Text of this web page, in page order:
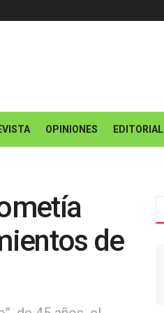
OPINIONES EDITORIAL
de